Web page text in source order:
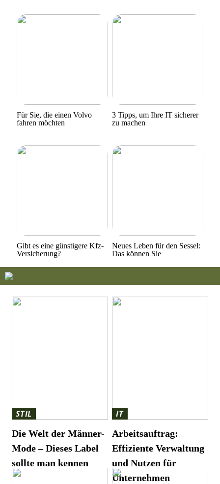
Für Sie, die einen Volvo
fahren möchten
3 Tipps, um Ihre IT sicherer
zu machen
Gibt es eine günstigere Kfz-
Versicherung?
Neues Leben für den Sessel:
Das können Sie
STIL
Die Welt der Männer-
Mode – Dieses Label
sollte man kennen
IT
Arbeitsauftrag:
Effiziente Verwaltung
und Nutzen für
Unternehmen